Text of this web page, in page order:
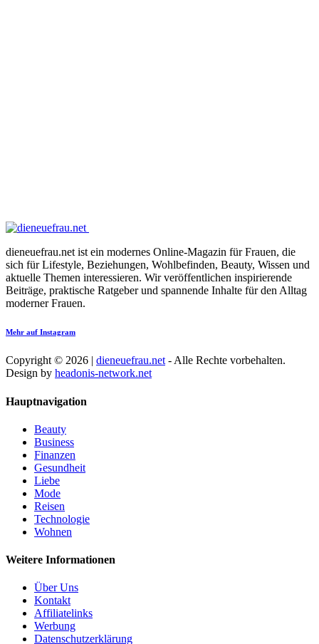
dieneuefrau.net ist ein modernes Online-Magazin für Frauen, die
sich für Lifestyle, Beziehungen, Wohlbefinden, Beauty, Wissen und
aktuelle Themen interessieren. Wir veröffentlichen inspirierende
Beiträge, praktische Ratgeber und spannende Inhalte für den Alltag
moderner Frauen.
Mehr auf Instagram
Copyright © 2026 | dieneuefrau.net - Alle Rechte vorbehalten.
Design by headonis-network.net
Hauptnavigation
Beauty
Business
Finanzen
Gesundheit
Liebe
Mode
Reisen
Technologie
Wohnen
Weitere Informationen
Über Uns
Kontakt
Affiliatelinks
Werbung
Datenschutzerklärung